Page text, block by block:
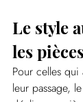
Le style
les
Pour celles
leur passage, le